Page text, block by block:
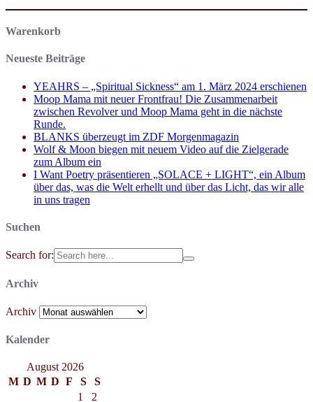
Warenkorb
Neueste Beiträge
YEAHRS – „Spiritual Sickness“ am 1. März 2024 erschienen
Moop Mama mit neuer Frontfrau! Die Zusammenarbeit
zwischen Revolver und Moop Mama geht in die nächste
Runde.
BLANKS überzeugt im ZDF Morgenmagazin
Wolf & Moon biegen mit neuem Video auf die Zielgerade
zum Album ein
I Want Poetry präsentieren „SOLACE + LIGHT“, ein Album
über das, was die Welt erhellt und über das Licht, das wir alle
in uns tragen
Suchen
Search for:
Archiv
Archiv
Kalender
August 2026
M D M D F S
S
1
2